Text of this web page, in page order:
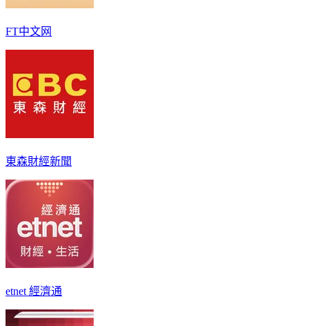
FT中文网
東森財經新聞
etnet 經濟通